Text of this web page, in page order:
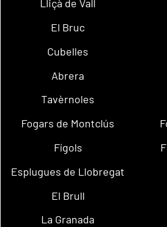
Lliçà de Vall
El Bruc
Cubelles
Abrera
Tavèrnoles
Fogars de Montclús
Fígols
Esplugues de Llobregat
El Brull
La Granada